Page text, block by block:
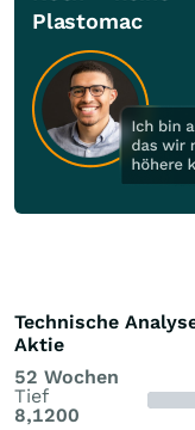
Plastomac
Technische
Aktie
52 Wochen
Tief
8,1200